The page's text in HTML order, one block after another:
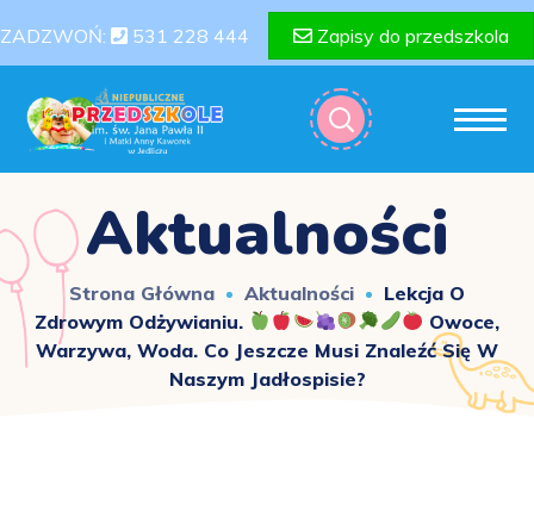
ZADZWOŃ: 531 228 444 Zapisy do przedszkola
Aktualności
Strona Główna Aktualności
Lekcja O
Zdrowym Odżywianiu.
Owoce,
Warzywa, Woda. Co Jeszcze Musi Znaleźć Się W
Naszym Jadłospisie?